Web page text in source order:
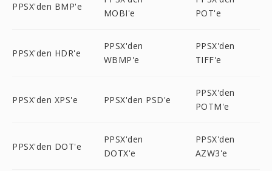
PPSX'den BMP'e
MOBI'e
POT'e
PPSX'den HDR'e
PPSX'den
WBMP'e
PPSX'den
TIFF'e
PPSX'den XPS'e PPSX'den PSD'e
PPSX'den
POTM'e
PPSX'den DOT'e
PPSX'den
DOTX'e
PPSX'den
AZW3'e